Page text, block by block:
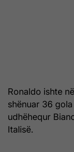
Ronaldo ishte
shënuar 36
udhëhequr
Italisë.